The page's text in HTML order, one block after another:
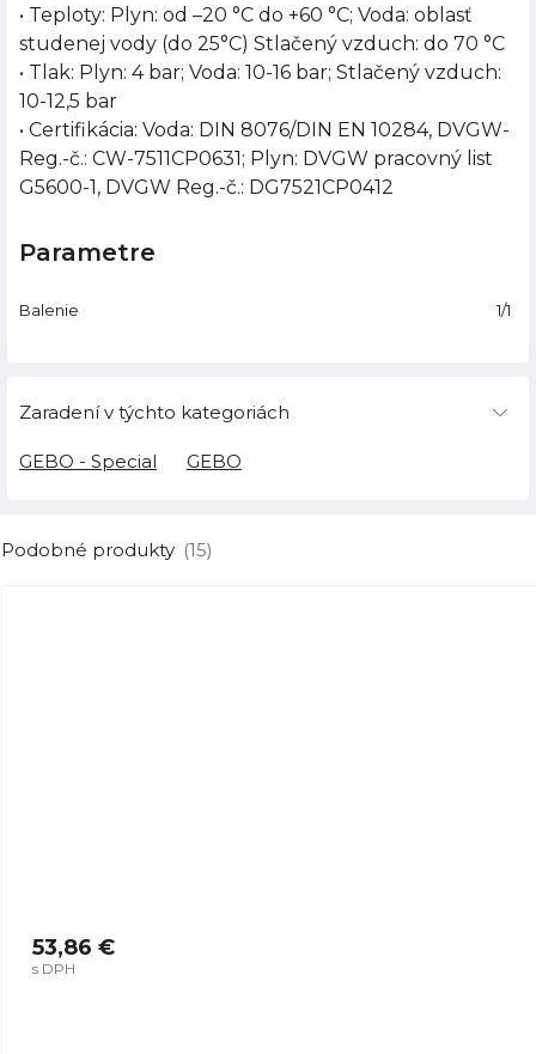
• Teploty: Plyn: od –20 °C do +60 °C; Voda: oblasť
studenej vody (do 25°C) Stlačený vzduch: do 70 °C
• Tlak: Plyn: 4 bar; Voda: 10-16 bar; Stlačený vzduch:
10-12,5 bar
• Certifikácia: Voda: DIN 8076/DIN EN 10284, DVGW-
Reg.-č.: CW-7511CP0631; Plyn: DVGW pracovný list
G5600-1, DVGW Reg.-č.: DG7521CP0412
Parametre
Balenie 1/1
Zaradení v týchto kategoriách
GEBO - Special GEBO
Podobné produkty (15)
53,86 €
s DPH